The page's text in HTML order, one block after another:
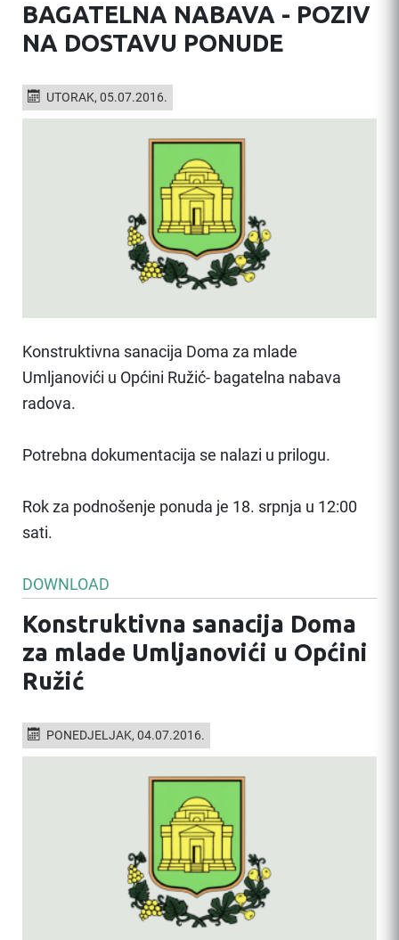
BAGATELNA NABAVA - POZIV
NA DOSTAVU PONUDE
UTORAK, 05.07.2016.
Konstruktivna sanacija Doma za mlade
Umljanovići u Općini Ružić- bagatelna nabava
radova.
Potrebna dokumentacija se nalazi u prilogu.
Rok za podnošenje ponuda je 18. srpnja u 12:00
sati.
DOWNLOAD
Konstruktivna sanacija Doma
za mlade Umljanovići u Općini
Ružić
PONEDJELJAK, 04.07.2016.